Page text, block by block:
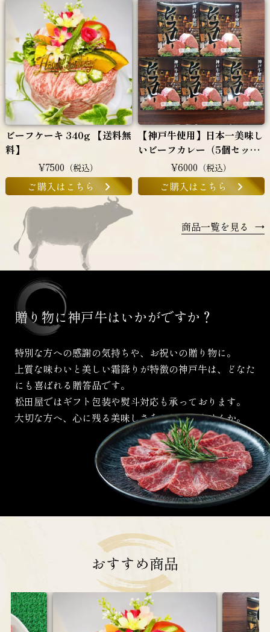
ビーフケーキ 340g 【送料無
料】
¥7500 （税込）
ご購入はこちら
【神戸牛使用】日本一美味し
いビーフカレー（5個セッ
¥6000 （税込）
ご購入はこちら
商品一覧を見る →
贈り物に神戸牛はいかがですか？
特別な方への感謝の気持ちや、お祝いの贈り物に。
上質な味わいと美しい霜降りが特徴の神戸牛は、
どなた
にも喜ばれる贈答品です。
松田屋ではギフト包装や熨斗対応も承っております。
大切な方へ、心に残る美味しさをお届けしませんか。
おすすめ商品